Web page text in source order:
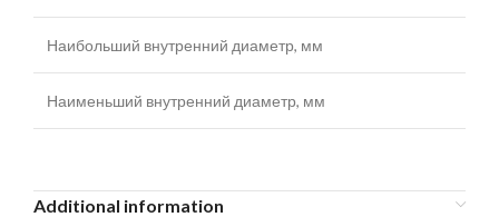
Наибольший внутренний диаметр, мм
Наименьший внутренний диаметр, мм
Additional information